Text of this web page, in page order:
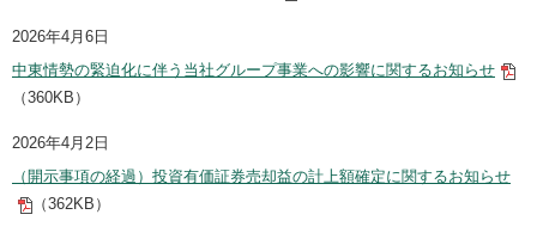
2026年4月6日
中東情勢の緊迫化に伴う当社グループ事業への影響に関するお知らせ
（360KB）
2026年4月2日
（開示事項の経過）投資有価証券売却益の計上額確定に関するお知らせ
（362KB）